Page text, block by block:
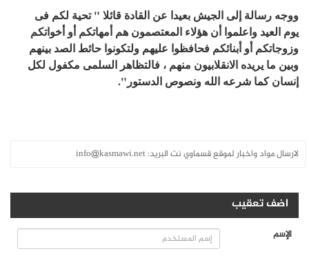
ووجه رسالة إلى الجيش بعيدا عن القادة قائلا " تحية لكم فى
يوم العيد واعلموا أن هؤلاء المعتصمون هم أمهاتكم أو أخواتكم
وزوجاتكم أو أبنائكم فحافظوا عليهم ولتكونوا حائط الصد بينهم
وبين ما يريده الانقلابيون منهم ، فالتظاهر السلمى مكفول لكل
إنسان كما شرعه الله ونصوص الدستور".
لارسال مواد واخبار لموقع قسماوي نت البريد:info@kasmawi.net
اضف تعقيب
الإسم